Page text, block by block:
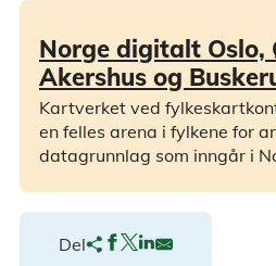
Norge digitalt Oslo,
Akershus og
Kartverket ved
en felles arena i fylkene for
datagrunnlag som inngår i
Del